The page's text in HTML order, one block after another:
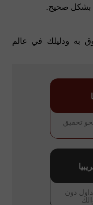
بشكل صحيح.
به ودليلك في عالم
تحقيق
دون